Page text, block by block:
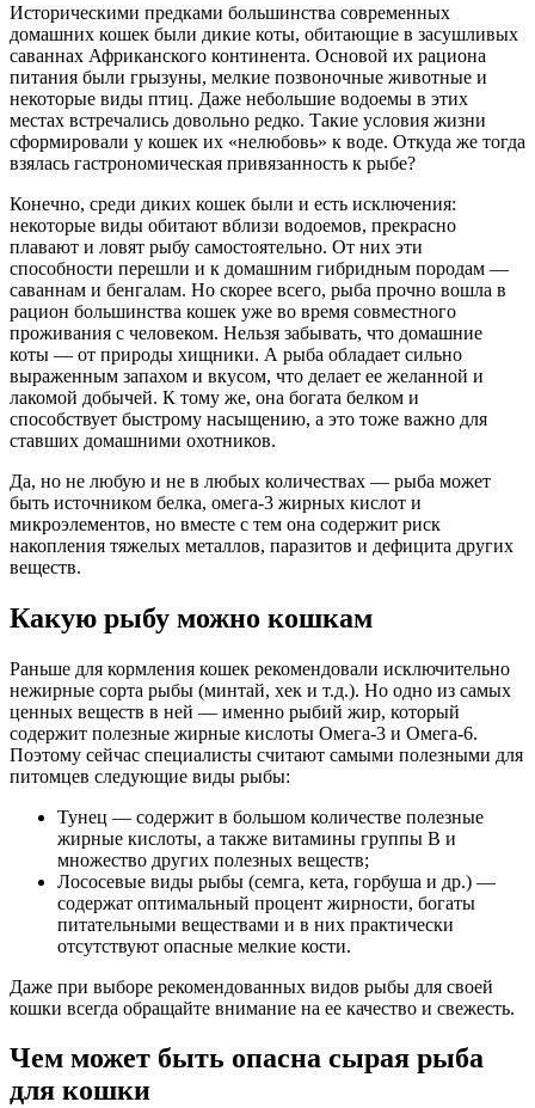
Историческими предками большинства современных
домашних кошек были дикие коты, обитающие в засушливых
саваннах Африканского континента. Основой их рациона
питания были грызуны, мелкие позвоночные животные и
некоторые виды птиц. Даже небольшие водоемы в этих
местах встречались довольно редко. Такие условия жизни
сформировали у кошек их «нелюбовь» к воде. Откуда же тогда
взялась гастрономическая привязанность к рыбе?
Конечно, среди диких кошек были и есть исключения:
некоторые виды обитают вблизи водоемов, прекрасно
плавают и ловят рыбу самостоятельно. От них эти
способности перешли и к домашним гибридным породам —
саваннам и бенгалам. Но скорее всего, рыба прочно вошла в
рацион большинства кошек уже во время совместного
проживания с человеком. Нельзя забывать, что домашние
коты — от природы хищники. А рыба обладает сильно
выраженным запахом и вкусом, что делает ее желанной и
лакомой добычей. К тому же, она богата белком и
способствует быстрому насыщению, а это тоже важно для
ставших домашними охотников.
Да, но не любую и не в любых количествах — рыба может
быть источником белка, омега-3 жирных кислот и
микроэлементов, но вместе с тем она содержит риск
накопления тяжелых металлов, паразитов и дефицита других
веществ.
Какую рыбу можно кошкам
Раньше для кормления кошек рекомендовали исключительно
нежирные сорта рыбы (минтай, хек и т.д.). Но одно из самых
ценных веществ в ней — именно рыбий жир, который
содержит полезные жирные кислоты Омега-3 и Омега-6.
Поэтому сейчас специалисты считают самыми полезными для
питомцев следующие виды рыбы:
Тунец — содержит в большом количестве полезные
жирные кислоты, а также витамины группы В и
множество других полезных веществ;
Лососевые виды рыбы (семга, кета, горбуша и др.) —
содержат оптимальный процент жирности, богаты
питательными веществами и в них практически
отсутствуют опасные мелкие кости.
Даже при выборе рекомендованных видов рыбы для своей
кошки всегда обращайте внимание на ее качество и свежесть.
Чем может быть опасна сырая рыба
для кошки